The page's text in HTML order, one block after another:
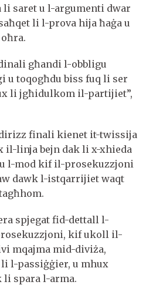
li saret u l-argumenti dwar
li l-prova hija ħaġa u
għandi l-obbligu
toqogħdu biss fuq li ser
li jgħidulkom il-partijiet”,
finali kienet it-twissija
il-linja bejn dak li x-xhieda
l-mod kif il-prosekuzzjoni
dawk l-istqarrijiet waqt
spjegat fid-dettall l-
kif ukoll il-
mqajma mid-diviża,
l-passiġġier, u mhux
li spara l-arma.